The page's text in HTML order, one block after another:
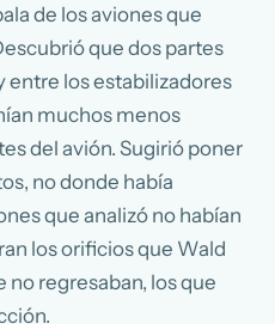
de los aviones que
que dos partes
entre los estabilizadores
muchos menos
del avión. Sugirió poner
no donde había
que analizó no habían
los orificios que Wald
no regresaban, los que